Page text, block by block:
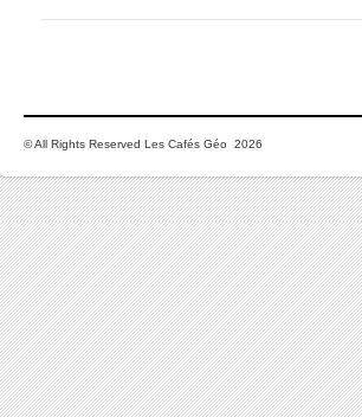
© All Rights Reserved Les Cafés Géo 2026